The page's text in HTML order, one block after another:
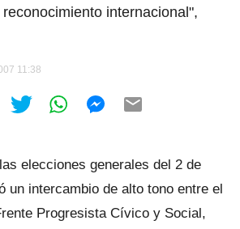
internacional",
11:38
elecciones generales del 2 de
un intercambio de alto tono entre el
Progresista Cívico y Social,